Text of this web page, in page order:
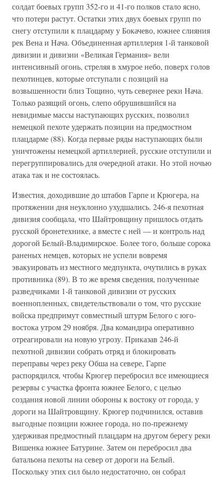
солдат боевых групп 352-го и 41-го полков стало ясно,
что потери растут. Остатки этих двух боевых групп по
снегу отступили к плацдарму у Бокачево, южнее слияния
рек Вена и Нача. Объединенная артиллерия 1-й танковой
дивизии и дивизии «Великая Германия» вели
интенсивный огонь, стреляя в хмурое небо, поверх голов
пехотинцев, которые отступали с позиций на
возвышенности близ Тощино, чуть севернее реки Нача.
Только разящий огонь, слепо обрушившийся на
невидимые массы наступающих русских, позволил
немецкой пехоте удержать позиции на предмостном
плацдарме (88). Когда первые ряды наступающих были
уничтожены немецкой артиллерией, русские отступили и
перегруппировались для очередной атаки. Но этой ночью
атака так и не состоялась.
Известия, доходившие до штабов Гарпе и Крюгера, на
протяжении дня неуклонно ухудшались. 246-я пехотная
дивизия сообщала, что Шайтровщину пришлось отдать
русской бронетехнике, а вместе с ней — и контроль над
дорогой Белый-Владимирское. Более того, больше сорока
раненых немцев, которых не успели вовремя
эвакуировать из местного медпункта, очутились в руках
противника (89). В то же время сведения, полученные
разведчиками 1-й танковой дивизии от русских
военнопленных, свидетельствовали о том, что русские
войска предпримут совместный штурм Белого с юго-
востока утром 29 ноября. Два командира оперативно
отреагировали на новую угрозу. Приказав 246-й
пехотной дивизии собрать отряд и блокировать
переправы через реку Обша на севере, Гарпе
распорядился, чтобы Крюгер перебросил все имеющиеся
резервы с участка фронта южнее Белого, с целью
создания новой линии обороны к востоку от города, у
дороги на Шайтровщину. Крюгер подчинился, оставив
выгодные позиции южнее города, но по-прежнему
удерживая предмостный плацдарм на другом берегу реки
Вишенка южнее Батурине. Затем он перебросил два
батальона пехоты на север от дороги на Белый.
Поскольку этих сил было недостаточно, он собрал